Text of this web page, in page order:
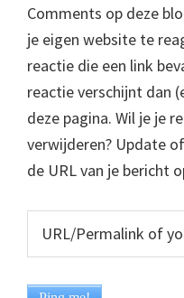
Comments op deze
je eigen website te
reactie die een link
reactie verschijnt dan
deze pagina. Wil je je
verwijderen? Update
de URL van je bericht